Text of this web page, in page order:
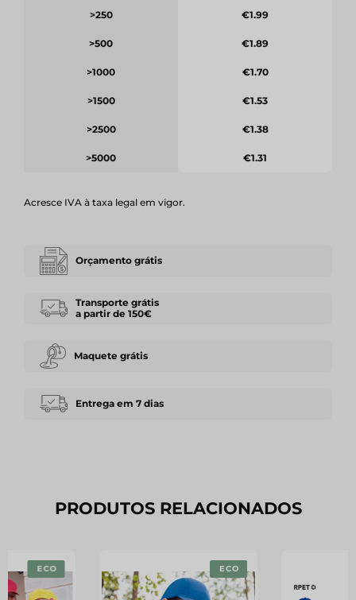
>250
>500
>1000
>1500
>2500
>5000
€1.99
€1.89
€1.70
€1.53
€1.38
€1.31
Acresce IVA à taxa legal em vigor.
Orçamento grátis
Transporte grátis
a partir de 150€
Maquete grátis
Entrega em 7 dias
PRODUTOS RELACIONADOS
ECO ECO